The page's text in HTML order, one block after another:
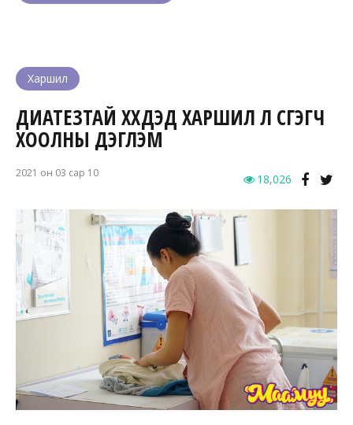
Харшил
ДИАТЕЗТАЙ ХҮҮХДЭД ХАРШИЛ ҮЛ ҮҮСГЭГЧ
ХООЛНЫ ДЭГЛЭМ
2021 он 03 сар 10 18,026